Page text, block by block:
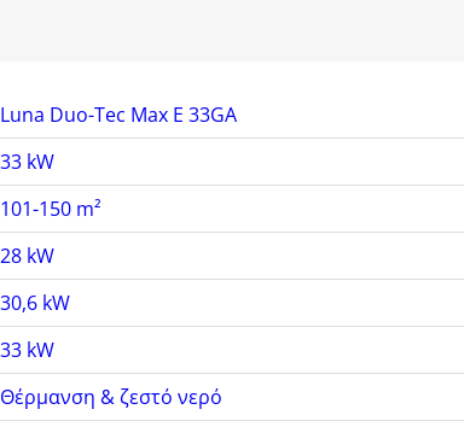
Luna Duo-Tec Max E 33GA
33 kW
101-150 m²
28 kW
30,6 kW
33 kW
Θέρμανση & ζεστό νερό